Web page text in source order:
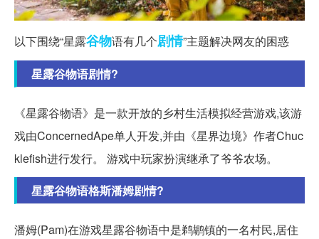
以下围绕“星露谷物语有几个剧情”主题解决网友的困惑
星露谷物语剧情?
《星露谷物语》是一款开放的乡村生活模拟经营游戏,该游
戏由ConcernedApe单人开发,并由《星界边境》作者Chuc
klefish进行发行。 游戏中玩家扮演继承了爷爷农场。
星露谷物语格斯潘姆剧情?
潘姆(Pam)在游戏星露谷物语中是鹈鹕镇的一名村民,居住